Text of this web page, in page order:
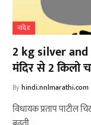
नांदेड
2 kg silver and
मंदिर से 2 किलो
Byhindi.nnlmarathi.com
विधायक प्रताप पाटील